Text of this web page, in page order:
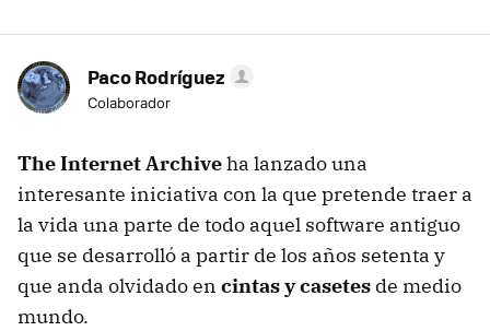
Paco Rodríguez
Colaborador
The Internet Archiveha lanzado una
interesante iniciativa con la que pretende traer a
la vida una parte de todo aquel software antiguo
que se desarrolló a partir de los años setenta y
que anda olvidado en cintas y casetes de medio
mundo.